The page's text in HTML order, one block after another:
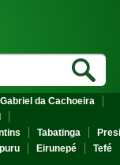
da Cachoeira
Tabatinga
Eirunepé
Tefé